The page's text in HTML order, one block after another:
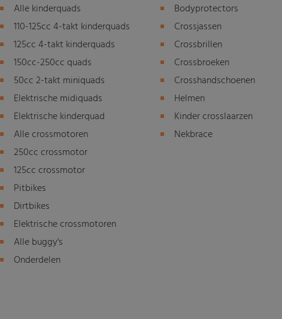
Alle kinderquads
110-125cc 4-takt kinderquads
125cc 4-takt kinderquads
150cc-250cc quads
50cc 2-takt miniquads
Elektrische midiquads
Elektrische kinderquad
Alle crossmotoren
250cc crossmotor
125cc crossmotor
Pitbikes
Dirtbikes
Elektrische crossmotoren
Alle buggy's
Onderdelen
Bodyprotectors
Crossjassen
Crossbrillen
Crossbroeken
Crosshandschoenen
Helmen
Kinder crosslaarzen
Nekbrace